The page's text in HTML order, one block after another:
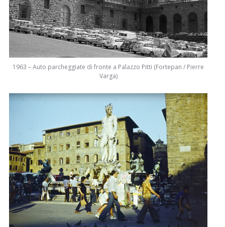
1963 – Auto parcheggiate di fronte a Palazzo Pitti (Fortepan / Pierre
Varga)